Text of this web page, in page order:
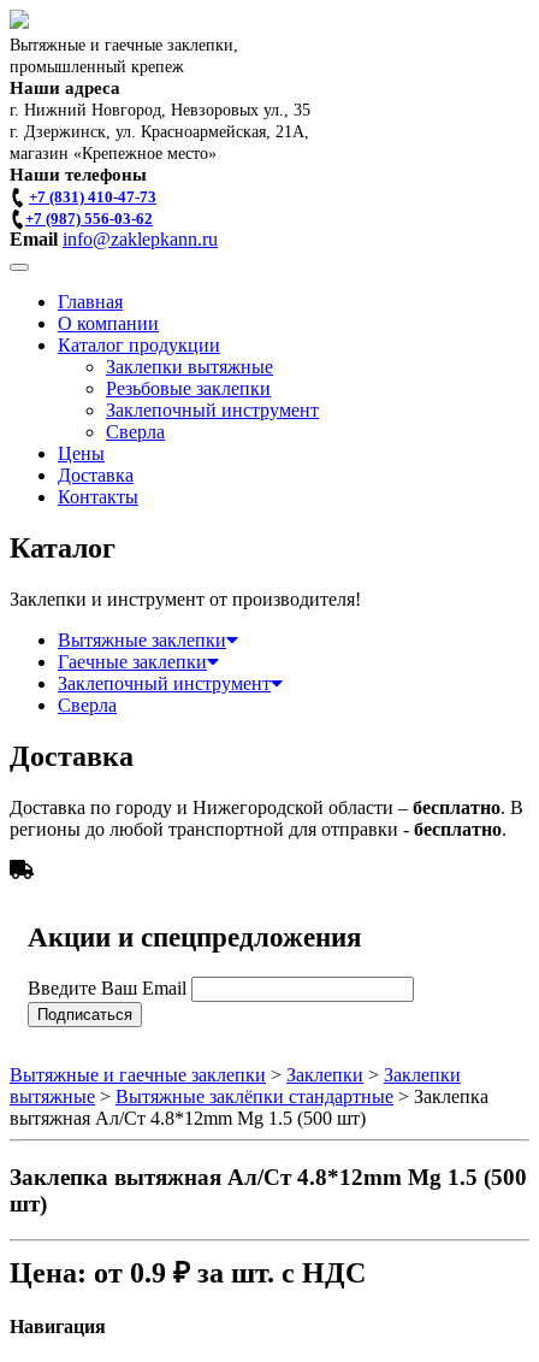
Вытяжные и гаечные заклепки,
промышленный крепеж
Наши адреса
г. Нижний Новгород, Невзоровых ул., 35
г. Дзержинск, ул. Красноармейская, 21А,
магазин «Крепежное место»
Наши телефоны
+7 (831) 410-47-73
+7 (987) 556-03-62
Email info@zaklepkann.ru
Главная
О компании
Каталог продукции
Заклепки вытяжные
Резьбовые заклепки
Заклепочный инструмент
Сверла
Цены
Доставка
Контакты
Каталог
Заклепки и инструмент от производителя!
Вытяжные заклепки
Гаечные заклепки
Заклепочный инструмент
Сверла
Доставка
Доставка по городу и Нижегородской области – бесплатно. В
регионы до любой транспортной для отправки - бесплатно.
Акции и спецпредложения
Введите Ваш Email
Вытяжные и гаечные заклепки > Заклепки > Заклепки
вытяжные > Вытяжные заклёпки стандартные > Заклепка
вытяжная Ал/Ст 4.8*12mm Mg 1.5 (500 шт)
Заклепка вытяжная Ал/Ст 4.8*12mm Mg 1.5 (500
шт)
Цена: от 0.9 ₽ за шт. с НДС
Навигация